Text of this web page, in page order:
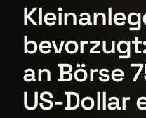
an Börse
US-Dollar